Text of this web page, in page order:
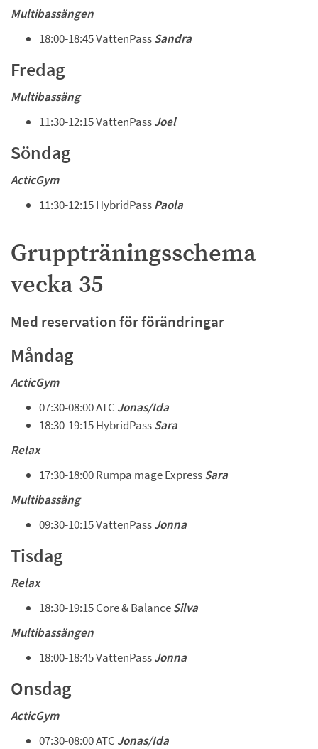
Multibassängen
18:00-18:45 VattenPass Sandra
Fredag
Multibassäng
11:30-12:15 VattenPass Joel
Söndag
ActicGym
11:30-12:15 HybridPass Paola
Gruppträningsschema
vecka 35
Med reservation för förändringar
Måndag
ActicGym
07:30-08:00 ATC Jonas/Ida
18:30-19:15 HybridPass Sara
Relax
17:30-18:00 Rumpa mage Express Sara
Multibassäng
09:30-10:15 VattenPass Jonna
Tisdag
Relax
18:30-19:15 Core & Balance Silva
Multibassängen
18:00-18:45 VattenPass Jonna
Onsdag
ActicGym
07:30-08:00 ATC Jonas/Ida